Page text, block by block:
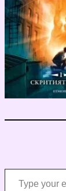
Type your email…